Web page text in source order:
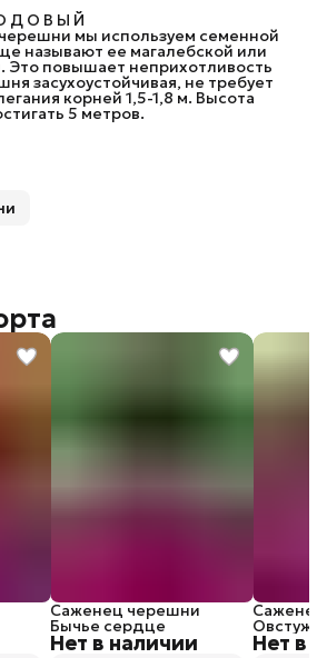
Д О В Ы Й
мы используем семенной
называют ее магалебской или
повышает неприхотливость
засухоустойчивая, не требует
корней 1,5-1,8 м. Высота
5 метров.
Нет в наличии
Саженец черешни
Бычье сердце
Нет в